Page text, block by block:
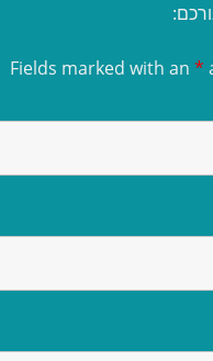
Fields marked with an *